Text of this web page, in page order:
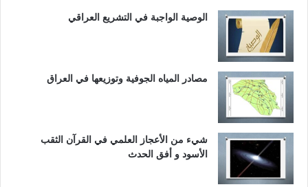
الوصية الواجبة في التشريع العراقي
مصادر المياه الجوفية وتوزيعها في العراق
شيء من الأعجاز العلمي في القرآن الثقب
الأسود و أفق الحدث